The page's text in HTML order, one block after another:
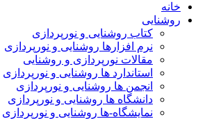
خانه
روشنایی
کتاب روشنایی و نورپردازی
نرم افزارها روشنایی و نورپردازی
مقالات نورپردازی و روشنایی
استاندارد ها روشنایی و نورپردازی
انجمن ها روشنایی و نورپردازی
دانشگاه ها روشنایی و نورپردازی
نمایشگاه-ها روشنایی و نورپردازی